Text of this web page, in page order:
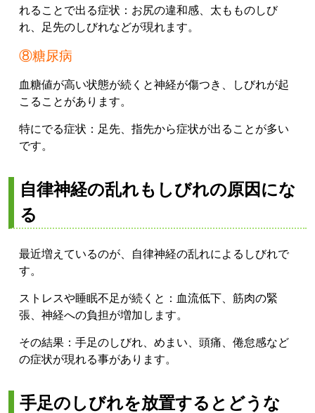
れることで出る症状： お尻の違和感、 太もものしび
れ、
足先のしびれなどが現れます。
⑧糖尿病
血糖値が高い状態が続くと神経が傷つき、しびれが起
こることがあります。
特にでる症状： 足先、 指先から症状が出ることが多い
です。
自律神経の乱れもしびれの原因にな
る
最近増えているのが、自律神経の乱れによるしびれで
す。
ストレスや睡眠不足が続くと： 血流低下、 筋肉の緊
張、 神経への負担が増加します。
その結果： 手足のしびれ、 めまい、 頭痛、 倦怠感など
の症状が現れる事があります。
手足のしびれを放置するとどうな